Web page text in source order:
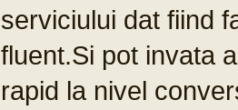
serviciului dat fiind
fluent.Si pot invata
rapid la nivel